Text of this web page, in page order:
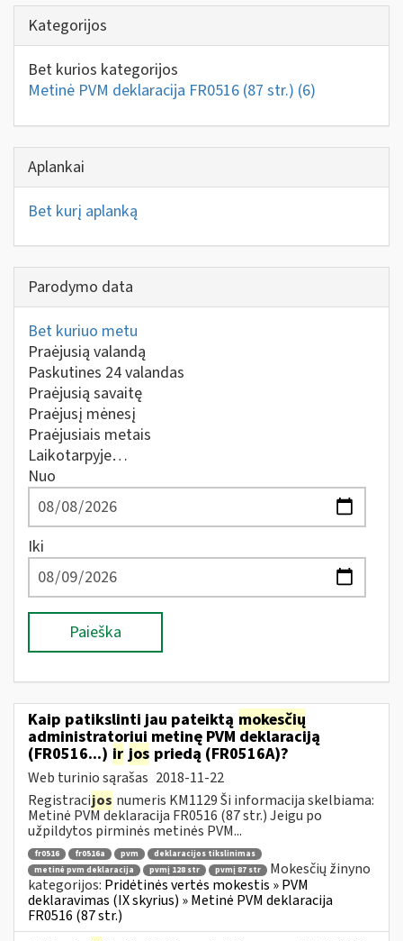
Kategorijos
Bet kurios kategorijos
Metinė PVM deklaracija FR0516 (87 str.) (6)
Aplankai
Bet kurį aplanką
Parodymo data
Bet kuriuo metu
Praėjusią valandą
Paskutines 24 valandas
Praėjusią savaitę
Praėjusį mėnesį
Praėjusiais metais
Laikotarpyje…
Nuo
Iki
Paieška
Kaip patikslinti jau pateiktą mokesčių
administratoriui metinę PVM deklaraciją
(FR0516...) ir jos priedą (FR0516A)?
Web turinio sąrašas 2018-11-22
Registracijos numeris KM1129 Ši informacija skelbiama:
Metinė PVM deklaracija FR0516 (87 str.) Jeigu po
užpildytos pirminės metinės PVM...
fr0516 fr0516a pvm
deklaracijos tikslinimas
metinė pvm deklaracija
pvmį 128 str pvmį 87 str
Mokesčių žinyno
kategorijos: Pridėtinės vertės mokestis » PVM
deklaravimas (IX skyrius) » Metinė PVM deklaracija
FR0516 (87 str.)